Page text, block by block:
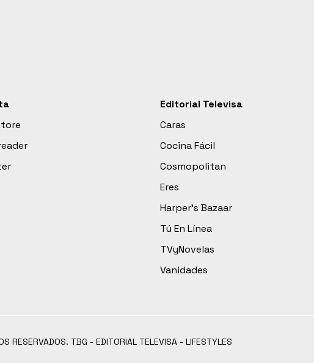
Editorial Televisa
Caras
Cocina Fácil
Cosmopolitan
Eres
Harper’s Bazaar
Tú En Línea
TVyNovelas
Vanidades
RESERVADOS. TBG - EDITORIAL TELEVISA - LIFESTYLES